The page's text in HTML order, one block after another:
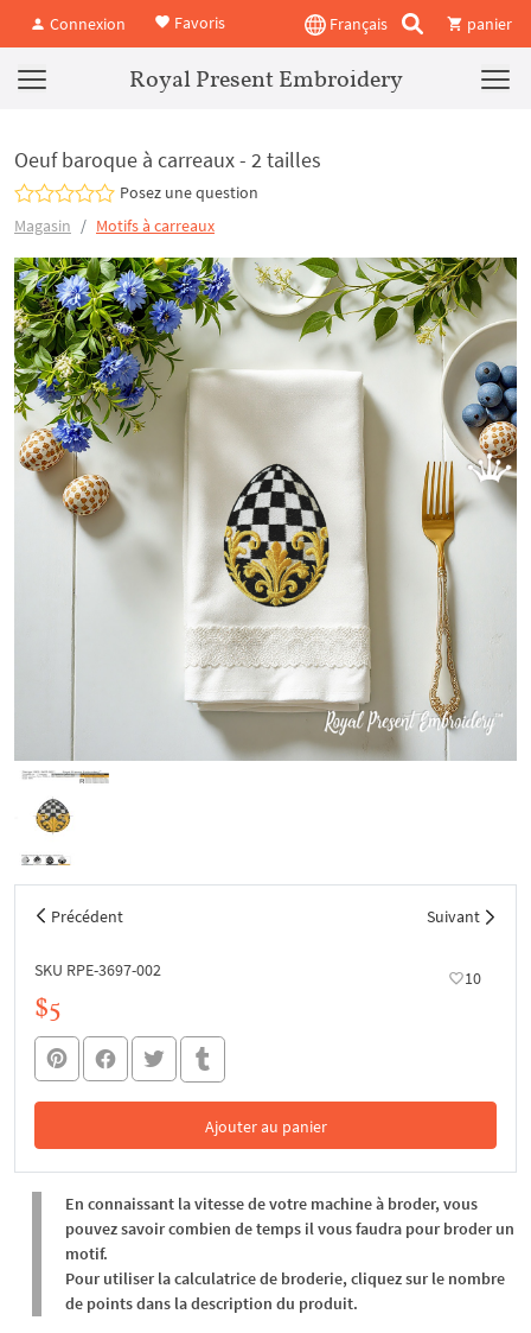
Connexion Favoris Français panier
Royal Present Embroidery
Oeuf baroque à carreaux - 2 tailles
Posez une question
Magasin
Motifs à carreaux
Précédent Suivant
SKU RPE-3697-002 10
$5
Ajouter au panier
Dans le panier
En connaissant la vitesse de votre machine à broder, vous
pouvez savoir combien de temps il vous faudra pour broder un
motif.
Pour utiliser la calculatrice de broderie, cliquez sur le nombre
de points dans la description du produit.